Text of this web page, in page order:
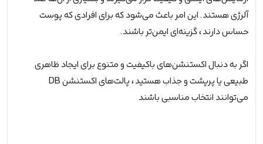
آلرژی هستند. این امر باعث می‌شود که برای افرادی که پوست
حساس دارند، گزینه‌ای ایمن‌تر باشند.
اگر به دنبال اکستنشن‌های باکیفیت و متنوع برای ایجاد ظاهری
طبیعی یا پرپشت و جذاب هستید، پالت‌های اکستنشن DB
می‌توانند انتخاب مناسبی باشند